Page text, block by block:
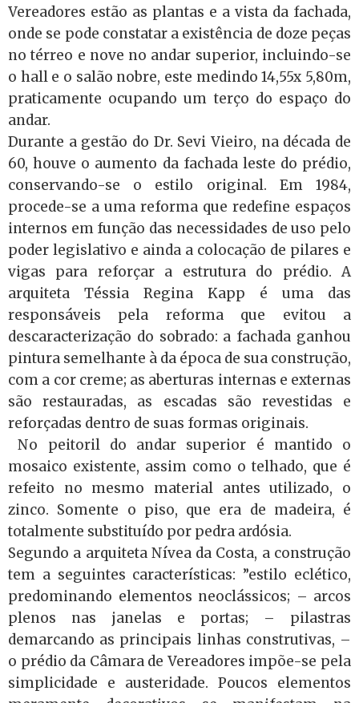
Vereadores estão as plantas e a vista da fachada,
onde se pode constatar a existência de doze peças
no térreo e nove no andar superior, incluindo-se
o hall e o salão nobre, este medindo 14,55x 5,80m,
praticamente ocupando um terço do espaço do
andar.
Durante a gestão do Dr. Sevi Vieiro, na década de
60, houve o aumento da fachada leste do prédio,
conservando-se o estilo original. Em 1984,
procede-se a uma reforma que redefine espaços
internos em função das necessidades de uso pelo
poder legislativo e ainda a colocação de pilares e
vigas para reforçar a estrutura do prédio. A
arquiteta Téssia Regina Kapp é uma das
responsáveis pela reforma que evitou a
descaracterização do sobrado: a fachada ganhou
pintura semelhante à da época de sua construção,
com a cor creme; as aberturas internas e externas
são restauradas, as escadas são revestidas e
reforçadas dentro de suas formas originais.
No peitoril do andar superior é mantido o
mosaico existente, assim como o telhado, que é
refeito no mesmo material antes utilizado, o
zinco. Somente o piso, que era de madeira, é
totalmente substituído por pedra ardósia.
Segundo a arquiteta Nívea da Costa, a construção
tem a seguintes características: ”estilo eclético,
predominando elementos neoclássicos; – arcos
plenos nas janelas e portas; – pilastras
demarcando as principais linhas construtivas, –
o prédio da Câmara de Vereadores impõe-se pela
simplicidade e austeridade. Poucos elementos